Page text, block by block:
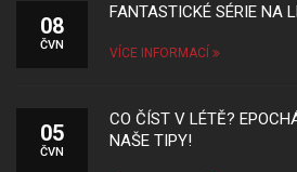
08
ČVN
FANTASTICKÉ SÉRIE NA
VÍCE INFORMACÍ
05
ČVN
CO ČÍST V LÉTĚ?
NAŠE TIPY!